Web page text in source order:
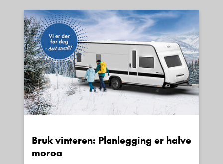
Personvernerklæringog Vilkår for bruker gjeldende.
Kontakt avdeling
Bruk vinteren: Planlegging er halve
moroa